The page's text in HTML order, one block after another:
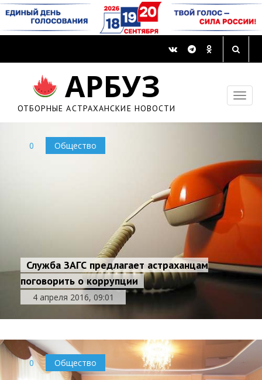
АРБУЗ
ОТБОРНЫЕ АСТРАХАНСКИЕ НОВОСТИ
0 Общество
Служба ЗАГС предлагает астраханцам
поговорить о коррупции
4 апреля 2016, 09:01
0 Общество